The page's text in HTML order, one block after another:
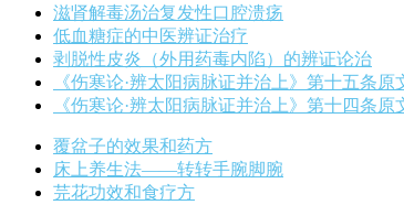
滋肾解毒汤治复发性口腔溃疡
低血糖症的中医辨证治疗
剥脱性皮炎（外用药毒内陷）的辨证论治
《伤寒论·辨太阳病脉证并治上》第十五条原
《伤寒论·辨太阳病脉证并治上》第十四条原
覆盆子的效果和药方
床上养生法——转转手腕脚腕
芫花功效和食疗方